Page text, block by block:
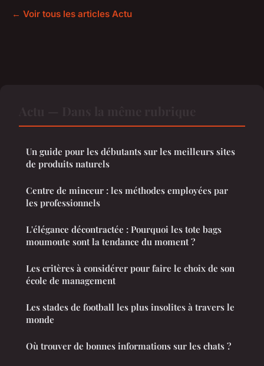
← Voir tous les articles Actu
Un guide pour les débutants sur les meilleurs sites
de produits naturels
Centre de minceur : les méthodes employées par
les professionnels
L'élégance décontractée : Pourquoi les tote bags
moumoute sont la tendance du moment ?
Les critères à considérer pour faire le choix de son
école de management
Les stades de football les plus insolites à travers le
monde
Où trouver de bonnes informations sur les chats ?